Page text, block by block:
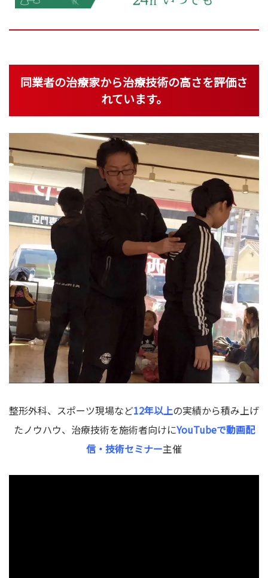
同業者の治療家から治療技術の高さを評価さ
れています。
整形外科、スポーツ現場など12年以上の実績から積み上げ
たノウハウ、治療技術を施術者向けにYouTubeで動画配
信・技術セミナー主催